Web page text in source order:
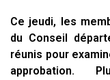
Ce jeudi, les
du Conseil
réunis pour
approbation.